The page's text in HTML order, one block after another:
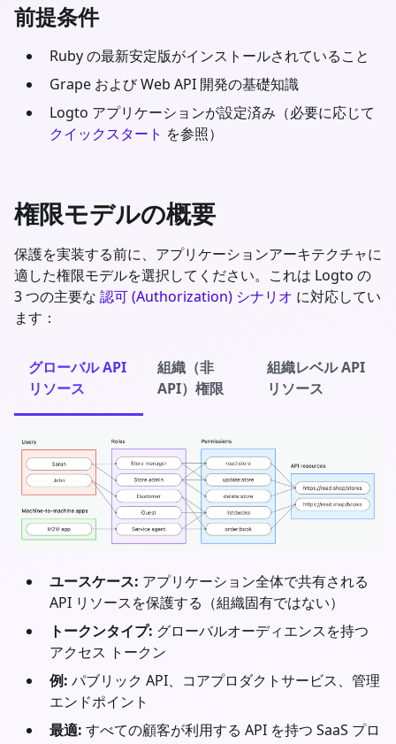
前提条件
Rubyの最新安定版がインストールされていること
Grape および Web API 開発の基礎知識
Logto アプリケーションが設定済み（必要に応じて
クイックスタート を参照）
権限モデルの概要
保護を実装する前に、アプリケーションアーキテクチャに
適した権限モデルを選択してください。これは Logto の
3 つの主要な 認可 (Authorization) シナリオ に対応してい
ます：
グローバル API
リソース
組織（非
API）権限
組織レベル API
リソース
ユースケース: アプリケーション全体で共有される
API リソースを保護する（組織固有ではない）
トークンタイプ: グローバルオーディエンスを持つ
アクセス トークン
例: パブリック API、コアプロダクトサービス、管理
エンドポイント
最適: すべての顧客が利用する API を持つ SaaS プロ